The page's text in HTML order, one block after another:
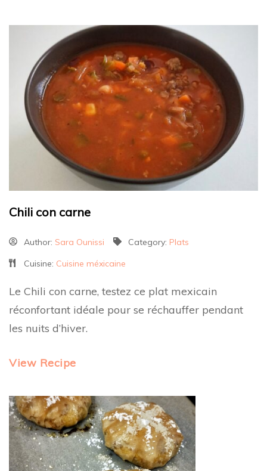
Chili con carne
Author: Sara Ounissi Category: Plats
Cuisine: Cuisine méxicaine
Le Chili con carne, testez ce plat mexicain
réconfortant idéale pour se réchauffer pendant
les nuits d’hiver.
View Recipe